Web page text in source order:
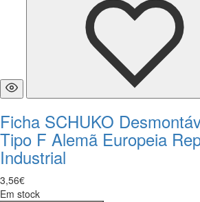
Ficha SCHUKO
Tipo F Alemã Europeia
Industrial
3,56€
Em stock